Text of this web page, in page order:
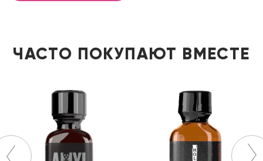
ЧАСТО ПОКУПАЮТ ВМЕСТЕ